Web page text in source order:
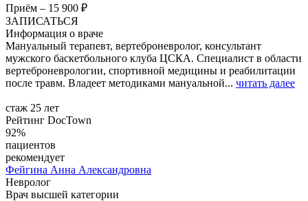
Приём – 15 900 ₽
ЗАПИСАТЬСЯ
Информация о враче
Мануальный терапевт, вертеброневролог, консультант
мужского баскетбольного клуба ЦСКА. Специалист в области
вертеброневрологии, спортивной медицины и реабилитации
после травм. Владеет методиками мануальной... читать далее
стаж 25 лет
Рейтинг DocTown
92%
пациентов
рекомендует
Фейгина Анна Александровна
Невролог
Врач высшей категории